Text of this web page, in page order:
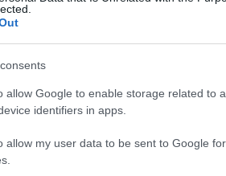
allow Google to enable storage related to
identifiers in apps.
allow my user data to be sent to Google
cliccandoqui